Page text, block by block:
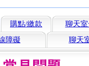
購點/繳款
聊天
障礙
聊天